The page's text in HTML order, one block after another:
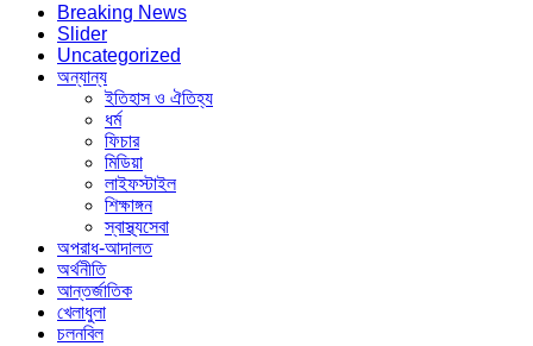
Breaking News
Slider
Uncategorized
অন্যান্য
ইতিহাস ও ঐতিহ্য
ধর্ম
ফিচার
মিডিয়া
লাইফস্টাইল
শিক্ষাঙ্গন
স্বাস্থ্যসেবা
অপরাধ-আদালত
অর্থনীতি
আন্তর্জাতিক
খেলাধুলা
চলনবিল